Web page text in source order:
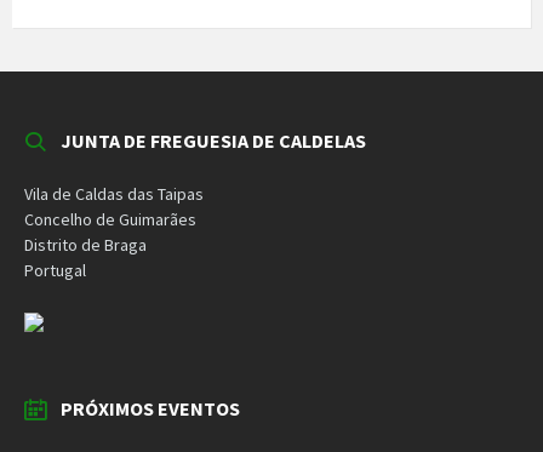
JUNTA DE FREGUESIA DE CALDELAS
Vila de Caldas das Taipas
Concelho de Guimarães
Distrito de Braga
Portugal
PRÓXIMOS EVENTOS